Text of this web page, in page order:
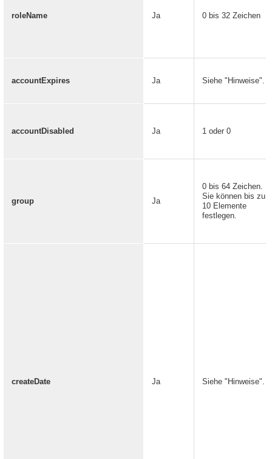
roleName Ja 0 bis 32 Zeichen
accountExpires Ja Siehe "Hinweise".
accountDisabled Ja 1 oder 0
group Ja
0 bis 64 Zeichen.
Sie können bis zu
10 Elemente
festlegen.
createDate Ja Siehe "Hinweise".